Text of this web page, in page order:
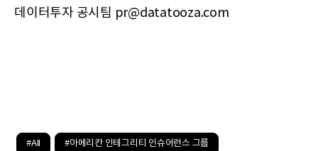
데이터투자 공시팀 pr@datatooza.com
#AII #아메리칸 인테그리티 인슈어런스 그룹